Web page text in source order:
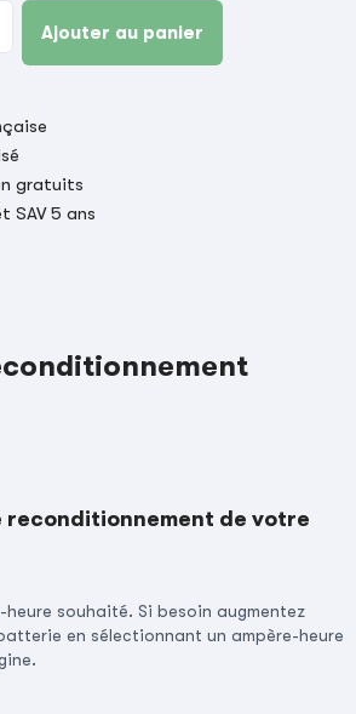
Ajouter au panier
gratuits
SAV 5 ans
reconditionnement de votre
heure souhaité. Si besoin augmentez
en sélectionnant un ampère-heure